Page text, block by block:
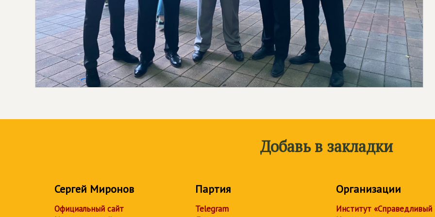
Добавь в закладки
Сергей Миронов
Официальный сайт
Партия
Telegram
Организации
Институт «Справедливый